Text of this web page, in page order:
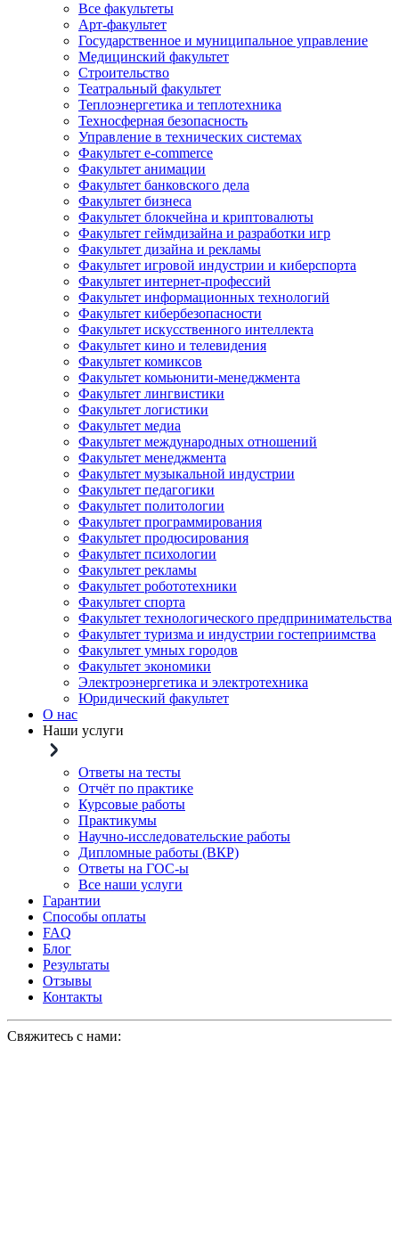
Все факультеты
Арт-факультет
Государственное и муниципальное управление
Медицинский факультет
Строительство
Театральный факультет
Теплоэнергетика и теплотехника
Техносферная безопасность
Управление в технических системах
Факультет e-commerce
Факультет анимации
Факультет банковского дела
Факультет бизнеса
Факультет блокчейна и криптовалюты
Факультет геймдизайна и разработки игр
Факультет дизайна и рекламы
Факультет игровой индустрии и киберспорта
Факультет интернет-профессий
Факультет информационных технологий
Факультет кибербезопасности
Факультет искусственного интеллекта
Факультет кино и телевидения
Факультет комиксов
Факультет комьюнити-менеджмента
Факультет лингвистики
Факультет логистики
Факультет медиа
Факультет международных отношений
Факультет менеджмента
Факультет музыкальной индустрии
Факультет педагогики
Факультет политологии
Факультет программирования
Факультет продюсирования
Факультет психологии
Факультет рекламы
Факультет робототехники
Факультет спорта
Факультет технологического предпринимательства
Факультет туризма и индустрии гостеприимства
Факультет умных городов
Факультет экономики
Электроэнергетика и электротехника
Юридический факультет
О нас
Наши услуги
Ответы на тесты
Отчёт по практике
Курсовые работы
Практикумы
Научно-исследовательские работы
Дипломные работы (ВКР)
Ответы на ГОС-ы
Все наши услуги
Гарантии
Способы оплаты
FAQ
Блог
Результаты
Отзывы
Контакты
Свяжитесь с нами: